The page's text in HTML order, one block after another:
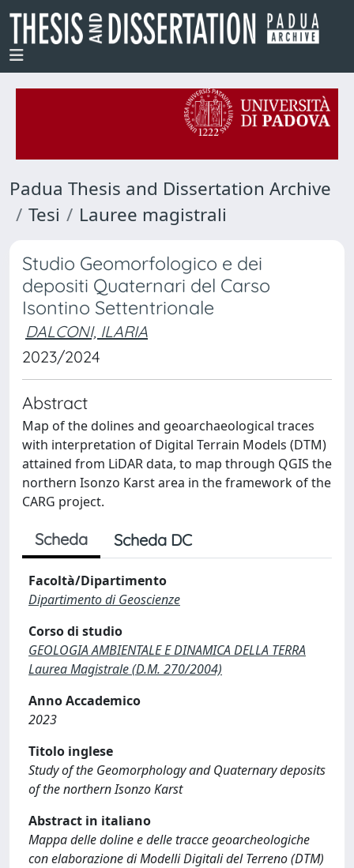
Padua Thesis and Dissertation Archive
Tesi
Lauree magistrali
Studio Geomorfologico e dei
depositi Quaternari del Carso
Isontino Settentrionale
DALCONI, ILARIA
2023/2024
Abstract
Map of the dolines and geoarchaeological traces
with interpretation of Digital Terrain Models (DTM)
attained from LiDAR data, to map through QGIS the
northern Isonzo Karst area in the framework of the
CARG project.
Scheda Scheda DC
Facoltà/Dipartimento
Dipartimento di Geoscienze
Corso di studio
GEOLOGIA AMBIENTALE E DINAMICA DELLA TERRA
Laurea Magistrale (D.M. 270/2004)
Anno Accademico
2023
Titolo inglese
Study of the Geomorphology and Quaternary deposits
of the northern Isonzo Karst
Abstract in italiano
Mappa delle doline e delle tracce geoarcheologiche
con elaborazione di Modelli Digitali del Terreno (DTM)